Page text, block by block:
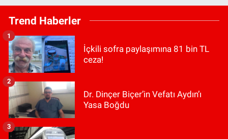
Trend Haberler
İçkili sofra paylaşımına 81 bin TL
ceza!
1
Dr. Dinçer Biçer’in Vefatı Aydın’ı
Yasa Boğdu
2
3